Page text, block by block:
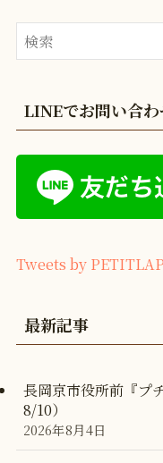
LINEでお問い合
Tweets by
最新記事
長岡京市役所前『プ
8/10）
2026年8月4日